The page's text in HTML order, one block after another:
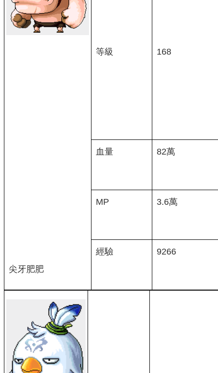
尖牙肥肥
等級 168
血量 82萬
MP 3.6萬
經驗 9266